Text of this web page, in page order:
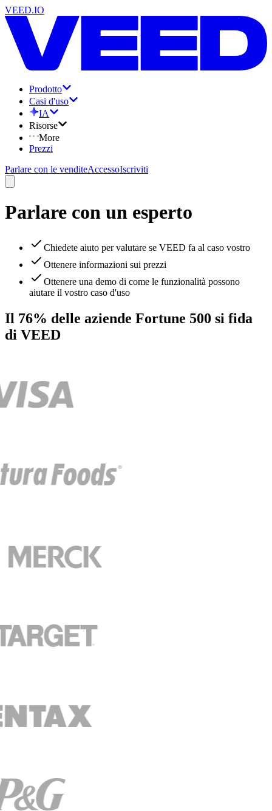
VEED.IO
Prodotto
Casi d'uso
IA
Risorse
More
Prezzi
Parlare con le venditeAccessoIscriviti
Parlare con un esperto
Chiedete aiuto per valutare se VEED fa al caso vostro
Ottenere informazioni sui prezzi
Ottenere una demo di come le funzionalità possono
aiutare il vostro caso d'uso
Il 76% delle aziende Fortune 500 si fida
di VEED